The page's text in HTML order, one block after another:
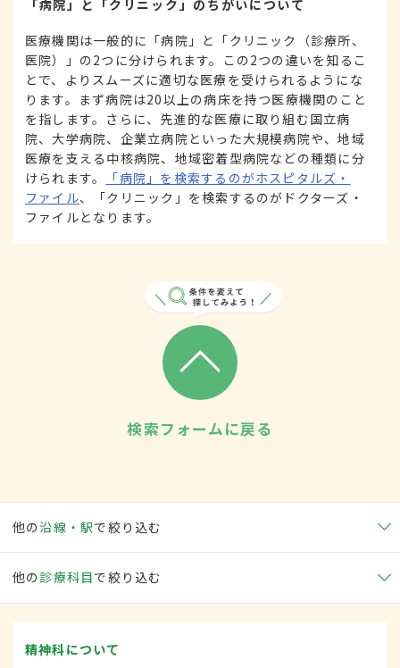
「病院」と「クリニック」のちがいについて
医療機関は一般的に「病院」と「クリニック（診療所、
医院）」の2つに分けられます。この2つの違いを知るこ
とで、よりスムーズに適切な医療を受けられるようにな
ります。まず病院は20以上の病床を持つ医療機関のこと
を指します。さらに、先進的な医療に取り組む国立病
院、大学病院、企業立病院といった大規模病院や、地域
医療を支える中核病院、地域密着型病院などの種類に分
けられます。
「病院」を検索するのがホスピタルズ・
ファイル、「クリニック」を検索するのがドクターズ・
ファイルとなります。
検索フォームに戻る
他の沿線・駅で絞り込む
他の 診療科目で絞り込む
精神科について